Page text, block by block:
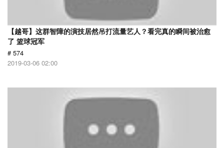
【越哥】这群智障的演技居然吊打流量艺人？看完真的瞬间被治愈
了 篮球冠军
# 574
2019-03-06 02:00